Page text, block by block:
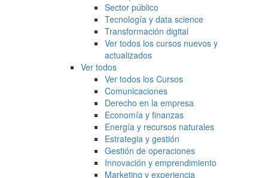
Sector público
Tecnología y data science
Transformación digital
Ver todos los cursos nuevos y
actualizados
Ver todos
Ver todos los Cursos
Comunicaciones
Derecho en la empresa
Economía y finanzas
Energía y recursos naturales
Estrategia y gestión
Gestión de operaciones
Innovación y emprendimiento
Marketing y experiencia